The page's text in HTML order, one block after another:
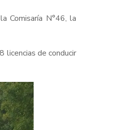
Comisaría N°46, la
de conducir